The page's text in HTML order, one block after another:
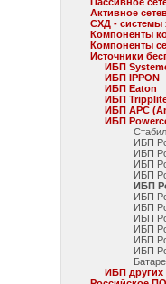
Активное
СХД - системы
Компоненты
Компоненты
Источники
ИБП
ИБП IPPON
ИБП Eaton
ИБП
ИБП APC
ИБП
ИБП
ИБП
ИБП
ИБП
ИБП
ИБП
ИБП
ИБП
ИБП
ИБП
ИБП
ИБП других